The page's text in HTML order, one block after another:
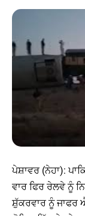
ਪੇਸ਼ਾਵਰ (ਨੇਹਾ):
ਵਾਰ ਫਿਰ ਰੇਲਵੇ ਨੂੰ
ਸ਼ੁੱਕਰਵਾਰ ਨੂੰ ਜਾਫਰ